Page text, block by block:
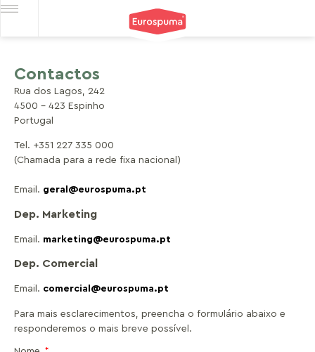
Contactos
Rua dos Lagos, 242
4500 – 423 Espinho
Portugal
Tel. +351 227 335 000
(Chamada para a rede fixa nacional)
Email. geral@eurospuma.pt
Dep. Marketing
Email. marketing@eurospuma.pt
Dep. Comercial
Email. comercial@eurospuma.pt
Para mais esclarecimentos, preencha o formulário abaixo e
responderemos o mais breve possível.